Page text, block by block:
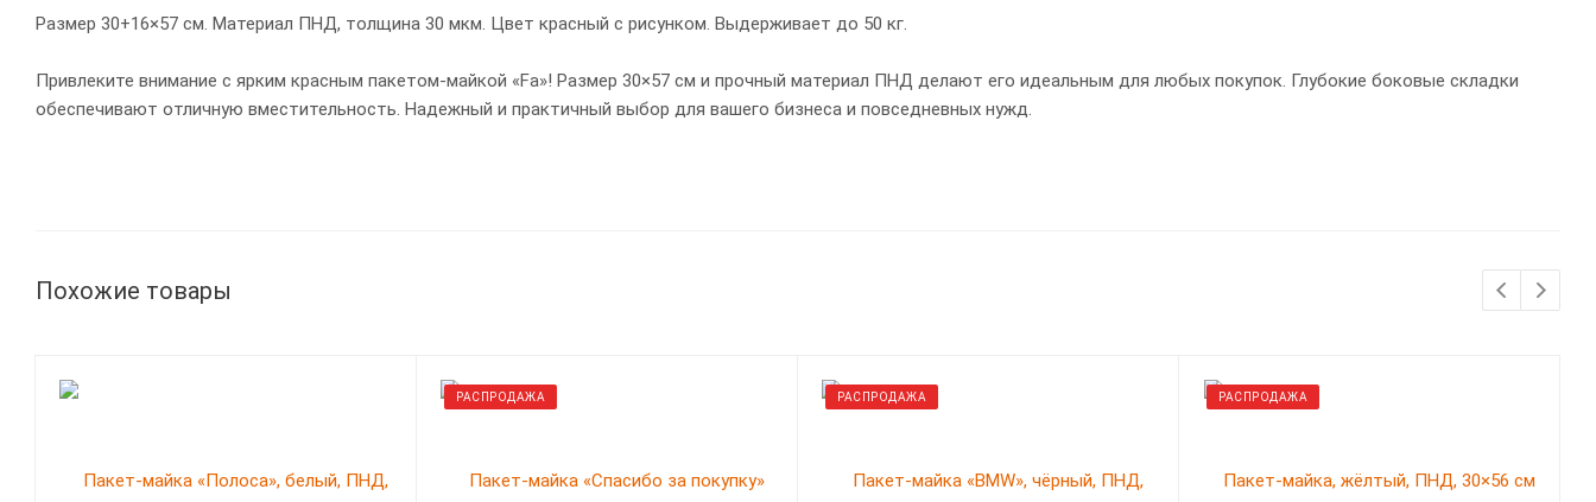
Размер 30+16×57 см. Материал ПНД, толщина 30 мкм. Цвет красный с рисунком. Выдерживает до 50 кг.
Привлеките внимание с ярким красным пакетом-майкой «Fa»! Размер 30×57 см и прочный материал ПНД делают его идеальным для любых покупок. Глубокие боковые складки
обеспечивают отличную вместительность. Надежный и практичный выбор для вашего бизнеса и повседневных нужд.
Похожие товары
РАСПРОДАЖА РАСПРОДАЖА РАСПРОДАЖА